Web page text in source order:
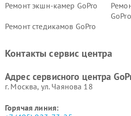
Ремонт экшн-камер GoPro
GoPro
Ремонт стедикамов GoPro
Контакты сервис центра
Адрес сервисного центра
г. Москва, ул. Чаянова 18
Горячая линия: